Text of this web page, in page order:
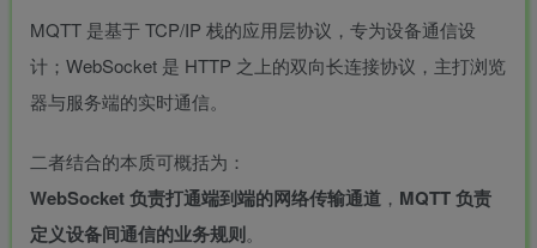
MQTT 是基于 TCP/IP 栈的应用层协议，专为设备通信设
计；WebSocket 是 HTTP 之上的双向长连接协议，主打浏览
器与服务端的实时通信。
二者结合的本质可概括为：
WebSocket 负责打通端到端的网络传输通道 ， MQTT 负责
定义设备间通信的业务规则。